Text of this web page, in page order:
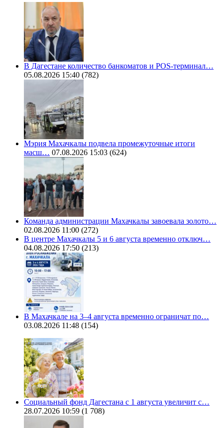
В Дагестане количество банкоматов и POS-терминал…
05.08.2026 15:40 (782)
Мэрия Махачкалы подвела промежуточные итоги
масш… 07.08.2026 15:03 (624)
Команда администрации Махачкалы завоевала золото…
02.08.2026 11:00 (272)
В центре Махачкалы 5 и 6 августа временно отключ…
04.08.2026 17:50 (213)
В Махачкале на 3–4 августа временно ограничат по…
03.08.2026 11:48 (154)
Социальный фонд Дагестана с 1 августа увеличит с…
28.07.2026 10:59 (1 708)